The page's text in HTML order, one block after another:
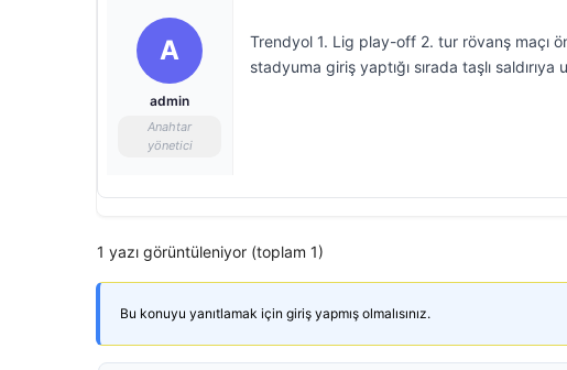
A
admin
Anahtar
yönetici
Trendyol 1. Lig play-off 2. tur rövanş maçı
stadyuma giriş yaptığı sırada taşlı saldırıya
1 yazı görüntüleniyor (toplam 1)
Bu konuyu yanıtlamak için giriş yapmış olmalısınız.